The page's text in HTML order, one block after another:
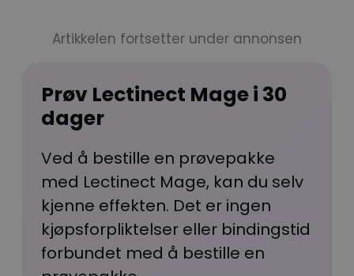
Artikkelen fortsetter under annonsen
Prøv Lectinect Mage i 30
dager
Ved å bestille en prøvepakke
med Lectinect Mage, kan du selv
kjenne effekten. Det er ingen
kjøpsforpliktelser eller bindingstid
forbundet med å bestille en